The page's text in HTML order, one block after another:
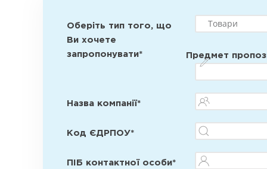
Оберіть тип того, що
Ви хочете
запропонувати*
Предмет
Назва компанії*
Код ЄДРПОУ*
ПІБ контактної особи*